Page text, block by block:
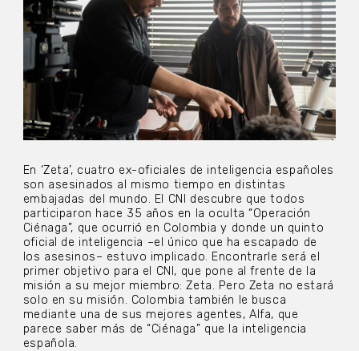
En ‘Zeta’, cuatro ex-oficiales de inteligencia españoles
son asesinados al mismo tiempo en distintas
embajadas del mundo. El CNI descubre que todos
participaron hace 35 años en la oculta “Operación
Ciénaga”, que ocurrió en Colombia y donde un quinto
oficial de inteligencia –el único que ha escapado de
los asesinos– estuvo implicado. Encontrarle será el
primer objetivo para el CNI, que pone al frente de la
misión a su mejor miembro: Zeta. Pero Zeta no estará
solo en su misión. Colombia también le busca
mediante una de sus mejores agentes, Alfa, que
parece saber más de “Ciénaga” que la inteligencia
española.